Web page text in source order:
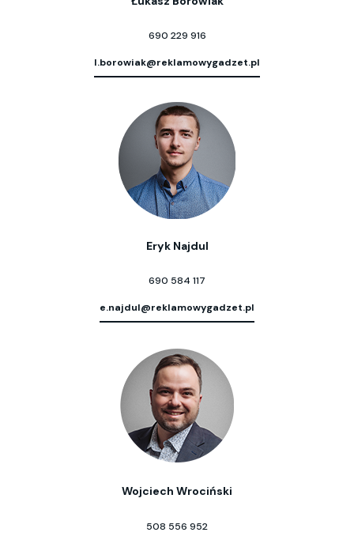
690 229 916
l.borowiak@reklamowygadzet.pl
Eryk Najdul
690 584 117
e.najdul@reklamowygadzet.pl
Wojciech Wrociński
508 556 952